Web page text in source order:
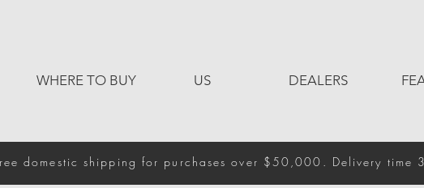
WHERE TO BUY US DEALERS
domestic shipping for purchases over $50,000. Delivery time